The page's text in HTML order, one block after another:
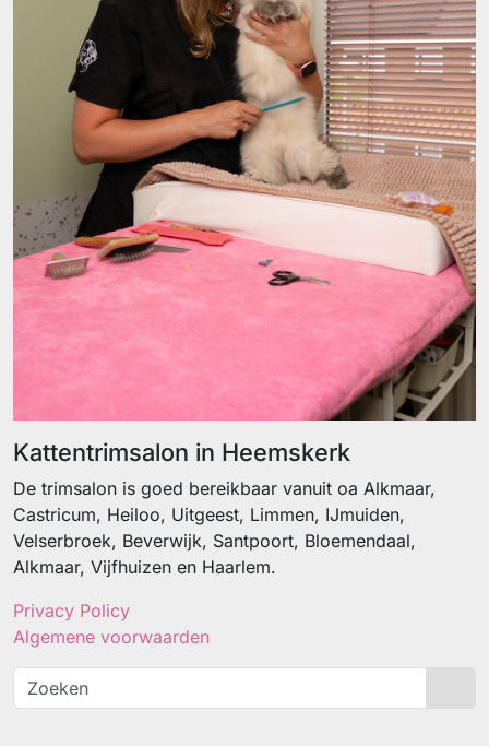
Kattentrimsalon in Heemskerk
De trimsalon is goed bereikbaar vanuit oa Alkmaar,
Castricum, Heiloo, Uitgeest, Limmen, IJmuiden,
Velserbroek, Beverwijk, Santpoort, Bloemendaal,
Alkmaar, Vijfhuizen en Haarlem.
Privacy Policy
Algemene voorwaarden